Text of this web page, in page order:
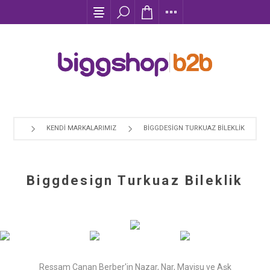
KENDI MARKALARIMIZ BIGGDESIGN TURKUAZ BILEKLIK
Biggdesign Turkuaz Bileklik
Ressam Canan Berber'in Nazar, Nar, Mavisu ve Aşk